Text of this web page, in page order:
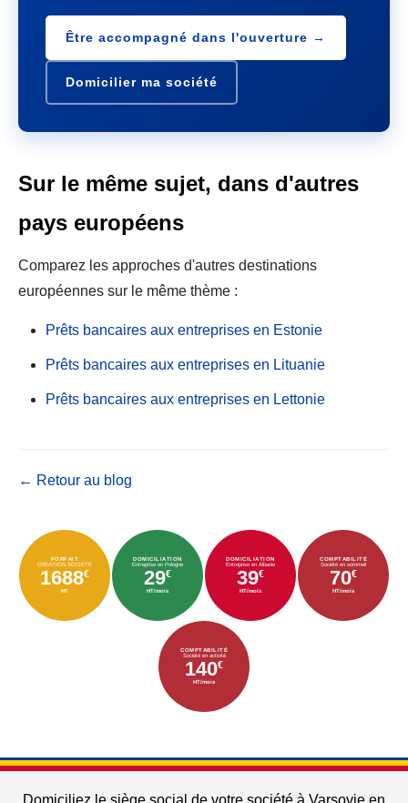
Être accompagné dans l'ouverture →
Domicilier ma société
Sur le même sujet, dans d'autres
pays européens
Comparez les approches d'autres destinations
européennes sur le même thème :
Prêts bancaires aux entreprises en Estonie
Prêts bancaires aux entreprises en Lituanie
Prêts bancaires aux entreprises en Lettonie
← Retour au blog
FORFAIT
CRÉATION SOCIÉTÉ
1688€
HT
DOMICILIATION
Entreprise en Pologne
29€
HT/mois
DOMICILIATION
Entreprise en Albanie
39€
HT/mois
COMPTABILITÉ
Société en sommeil
70€
HT/mois
COMPTABILITÉ
Société en activité
140€
HT/mois
Domiciliez le siège social de votre société à Varsovie en